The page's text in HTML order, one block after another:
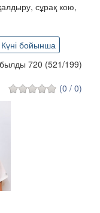
сұрақ кою,
Күні бойынша
720 (521/199)
(0 / 0)